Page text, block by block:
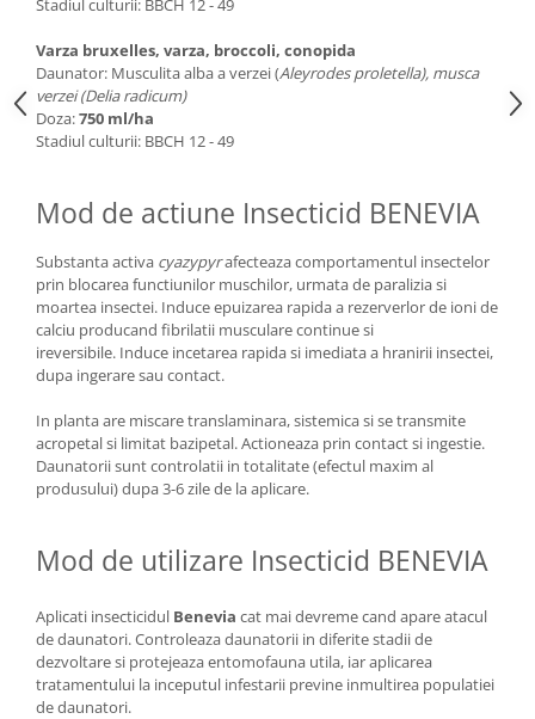
Stadiul culturii: BBCH 12 - 49
Varza bruxelles, varza, broccoli, conopida
Daunator: Musculita alba a verzei (Aleyrodes proletella), musca
verzei (Delia radicum)
Doza:750 ml/ha
Stadiul culturii: BBCH 12 - 49
Mod de actiune Insecticid BENEVIA
Substanta activa cyazypyrafecteaza comportamentul insectelor
prin blocarea functiunilor muschilor, urmata de paralizia si
moartea insectei. Induce epuizarea rapida a rezerverlor de ioni de
calciu producand fibrilatii musculare continue si
ireversibile. Induce incetarea rapida si imediata a hranirii insectei,
dupa ingerare sau contact.
In planta are miscare translaminara, sistemica si se transmite
acropetal si limitat bazipetal. Actioneaza prin contact si ingestie.
Daunatorii sunt controlatii in totalitate (efectul maxim al
produsului) dupa 3-6 zile de la aplicare.
Mod de utilizare Insecticid BENEVIA
Aplicati insecticidul Benevia cat mai devreme cand apare atacul
de daunatori. Controleaza daunatorii in diferite stadii de
dezvoltare si protejeaza entomofauna utila, iar aplicarea
tratamentului la inceputul infestarii previne inmultirea populatiei
de daunatori.